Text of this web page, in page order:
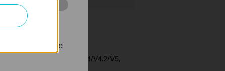
V1/V2/V3.2/V3.26/V4/V4.2/V5,
za
nastavit, aby se